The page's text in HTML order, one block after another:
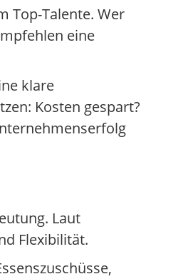
Top-Talente. Wer
eine
klare
Kosten gespart?
Laut
Flexibilität.